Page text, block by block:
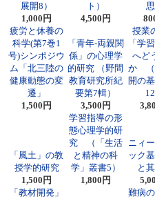
展開8）
1,000円
ト）
4,500円
疲労と休養の
科学(第7巻1
号)シンポジウ
ム「北三陸の
健康動態の変
遷」
1,500円
「青年-両親関
係」の心理学
的研究 （野間
教育研究所紀
要第7輯）
3,500円
授業
「学
へど
か （
開の
12
「風土」の教
授学的研究
1,500円
学習指導の形
態心理学的研
究 （「生活
と精神の科
学」叢書5）
1,800円
ニィ
ック
と
「教材開発」
難病